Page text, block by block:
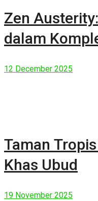
Zen
dalam
12 December 2025
Taman
Khas Ubud
19 November 2025